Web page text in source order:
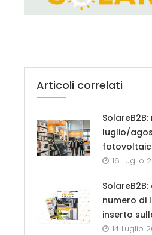
Articoli correlati
luglio/
16 Luglio
numero di
inserto
14 Luglio